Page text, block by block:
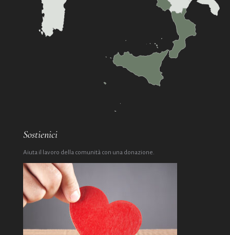
Sostienici
Aiuta il lavoro della comunità con una donazione.